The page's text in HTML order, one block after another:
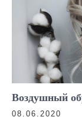
Воздушный
08.06.2020